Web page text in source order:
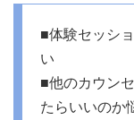
■体験セッシ
い
■他のカウン
たらいいのか